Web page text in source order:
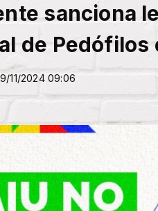
sanciona
de Pedófilos
11/2024 09:06